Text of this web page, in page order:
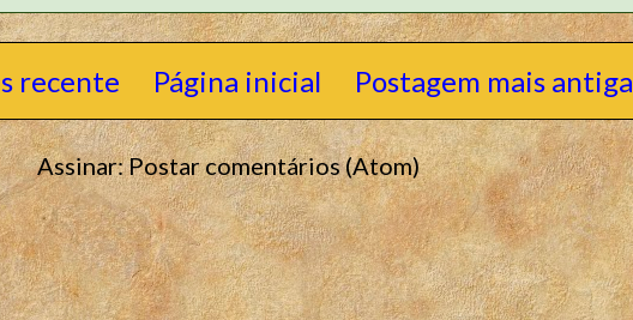
recente Postagem mais antiga
Página inicial
Assinar:Postar comentários (Atom)